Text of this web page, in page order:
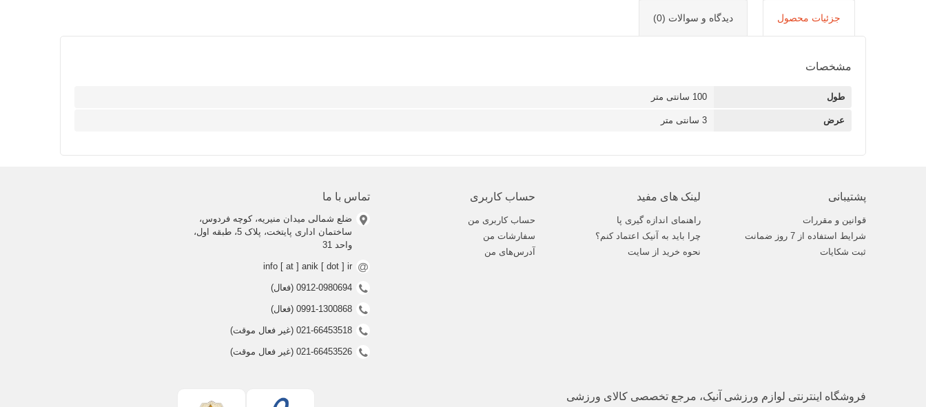
جزئیات محصول دیدگاه و سوالات (0)
مشخصات
طول 100 سانتی متر
عرض 3 سانتی متر
پشتیبانی
قوانین و مقررات
شرایط استفاده از 7 روز ضمانت
ثبت شکایات
لینک های مفید
راهنمای اندازه گیری پا
چرا باید به آنیک اعتماد کنم؟
نحوه خرید از سایت
حساب کاربری
حساب کاربری من
سفارشات من
آدرس‌های من
تماس با ما
ضلع شمالی میدان منیریه، کوچه فردوس،
ساختمان اداری پایتخت، پلاک 5، طبقه اول،
واحد 31
info [ at ] anik [ dot ] ir
0912-0980694 (فعال)
0991-1300868 (فعال)
021-66453518 (غیر فعال موقت)
021-66453526 (غیر فعال موقت)
فروشگاه اینترنتی لوازم ورزشی آنیک، مرجع تخصصی کالای ورزشی